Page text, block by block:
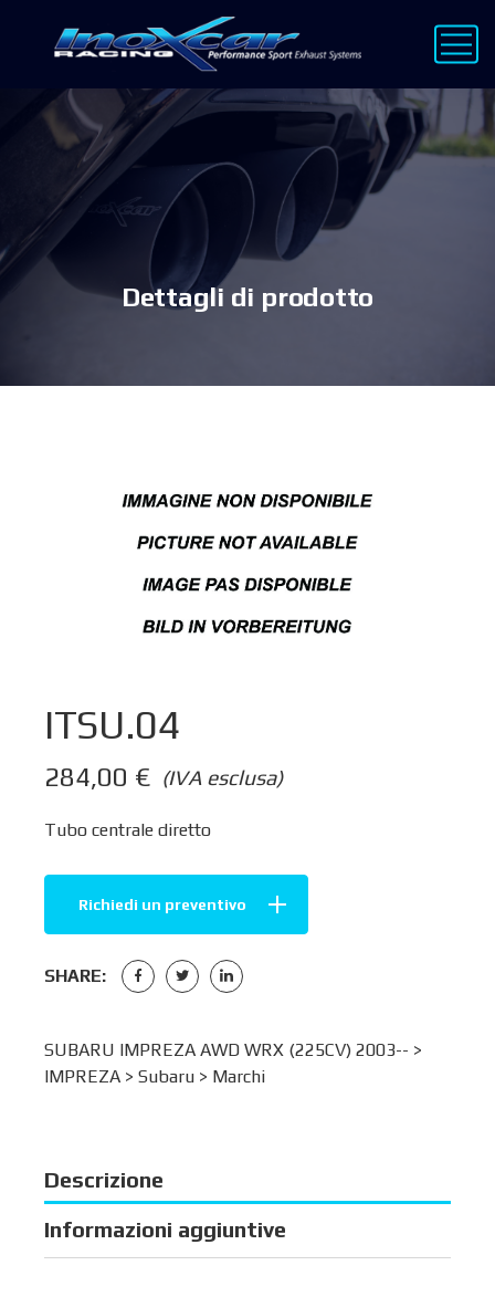
Dettagli di prodotto
ITSU.04
(IVA esclusa)
284,00 €
Tubo centrale diretto
Richiedi un preventivo
SHARE:
SUBARU IMPREZA AWD WRX (225CV) 2003-- >
IMPREZA > Subaru > Marchi
Descrizione
Informazioni aggiuntive